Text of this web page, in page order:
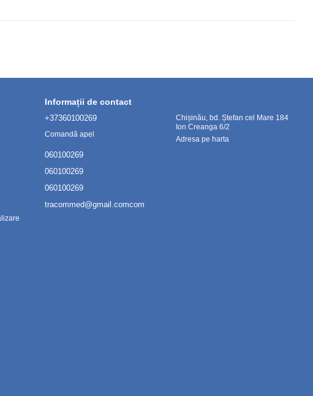
Informații de contact
+37360100269
Comandă apel
060100269
060100269
060100269
tracommed@gmail.comcom
Chișinău, bd. Ștefan cel Mare 184
Ion Creanga 6/2
Adresa pe harta